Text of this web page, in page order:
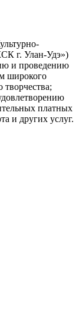
г. Улан-Удэ»)
и проведению
широкого
творчества;
платных
и других услуг.